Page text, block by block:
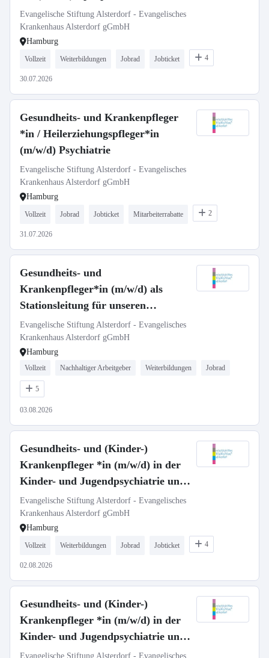
Evangelische Stiftung Alsterdorf - Evangelisches
Krankenhaus Alsterdorf gGmbH
Hamburg
Vollzeit Weiterbildungen Jobrad Jobticket 4
30.07.2026
Gesundheits- und Krankenpfleger
*in / Heilerziehungspfleger*in
(m/w/d) Psychiatrie
Evangelische Stiftung Alsterdorf - Evangelisches
Krankenhaus Alsterdorf gGmbH
Hamburg
Vollzeit Jobrad Jobticket Mitarbeiterrabatte 2
31.07.2026
Gesundheits- und
Krankenpfleger*in (m/w/d) als
Stationsleitung für unseren
Aufnahmebereich Innere Medizin/
Geriatrie
Evangelische Stiftung Alsterdorf - Evangelisches
Krankenhaus Alsterdorf gGmbH
Hamburg
Vollzeit Nachhaltiger Arbeitgeber Weiterbildungen Jobrad
5
03.08.2026
Gesundheits- und (Kinder-)
Krankenpfleger *in (m/w/d) in der
Kinder- und Jugendpsychiatrie und
-psychotherapie
Evangelische Stiftung Alsterdorf - Evangelisches
Krankenhaus Alsterdorf gGmbH
Hamburg
Vollzeit Weiterbildungen Jobrad Jobticket 4
02.08.2026
Gesundheits- und (Kinder-)
Krankenpfleger *in (m/w/d) in der
Kinder- und Jugendpsychiatrie und
-psychotherapie
Evangelische Stiftung Alsterdorf - Evangelisches